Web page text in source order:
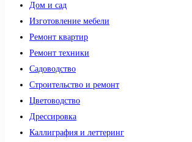
Дом и сад
Изготовление мебели
Ремонт квартир
Ремонт техники
Садоводство
Строительство и ремонт
Цветоводство
Дрессировка
Каллиграфия и леттеринг